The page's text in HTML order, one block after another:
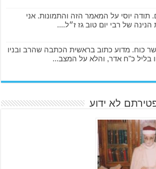
תודה יוסי על המאמר הזה והתמונות. אני
של רבי יום טוב גז ז״ל....
כוח. מדוע כתוב בראשית הכתבה שהרב ובניו
בליל כ"ח אדר, והלא על המצב...
לא ידוע